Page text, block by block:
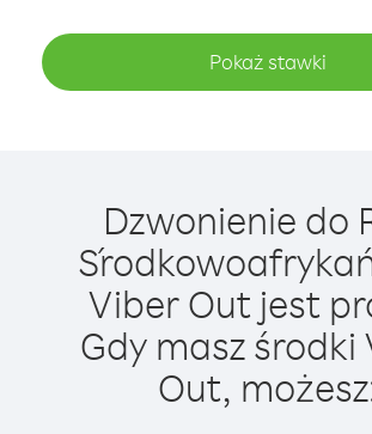
Pokaż stawki
Dzwonienie do
Viber Out jest
Gdy masz środki
Out,